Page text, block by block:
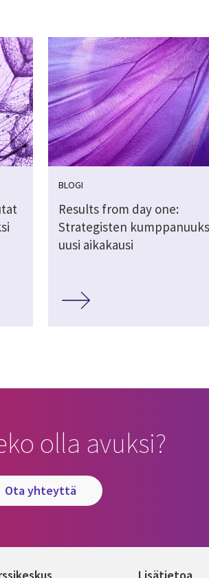
BLOGI
Results from day one:
Strategisten
uusi aikakausi
olla avuksi?
ota yhteyttä
Lisätietoa